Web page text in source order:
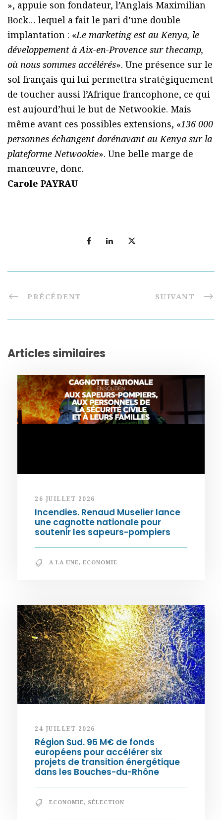
», appuie son fondateur, l’Anglais Maximilian
Bock… lequel a fait le pari d’une double
implantation : «Le marketing est au Kenya, le
développement à Aix-en-Provence sur thecamp,
où nous sommes accélérés». Une présence sur le
sol français qui lui permettra stratégiquement
de toucher aussi l’Afrique francophone, ce qui
est aujourd’hui le but de Netwookie. Mais
même avant ces possibles extensions, «136 000
personnes échangent dorénavant au Kenya sur la
plateforme Netwookie». Une belle marge de
manœuvre, donc.
Carole PAYRAU
PRÉCÉDENT SUIVANT
Articles similaires
26 JUILLET 2026
Incendies. Renaud Muselier lance
une cagnotte nationale pour
soutenir les sapeurs-pompiers
A LA UNE, ECONOMIE
24 JUILLET 2026
Région Sud. 96 M€ de fonds
européens pour accélérer six
projets de transition énergétique
dans les Bouches-du-Rhône
ECONOMIE, SÉLECTION